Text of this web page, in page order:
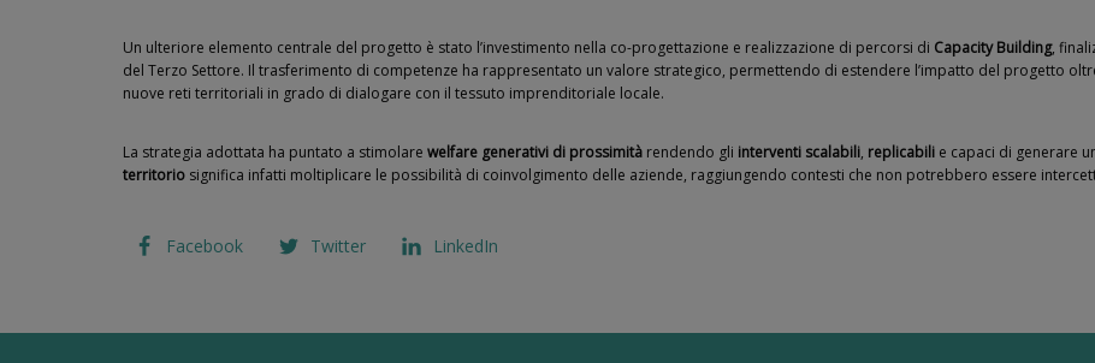
Un ulteriore elemento centrale del progetto è stato l’investimento nella co-progettazione e realizzazione di percorsi di Capacity Building,
del Terzo Settore. Il trasferimento di competenze ha rappresentato un valore strategico, permettendo di estendere l’impatto del progetto
nuove reti territoriali in grado di dialogare con il tessuto imprenditoriale locale.
La strategia adottata ha puntato a stimolare welfare generativi di prossimità rendendo gli interventi scalabili, replicabili e capaci di generare
territorio significa infatti moltiplicare le possibilità di coinvolgimento delle aziende, raggiungendo contesti che non potrebbero essere
Facebook Twitter LinkedIn